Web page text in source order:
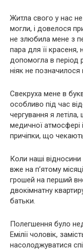
Житла свого у нас
могли, і довелося
не злюбила мене з
пара для її красеня,
допомогла в період
ніяк не позначилося
Свекруха мене в
особливо під час
чергування я
медичної атмосфері
причіпки, що
Коли наші
вже на п’ятому
грошей на перший
двокімнатну
батьки.
Полегшення було
Емілії чоловік,
насолоджуватися